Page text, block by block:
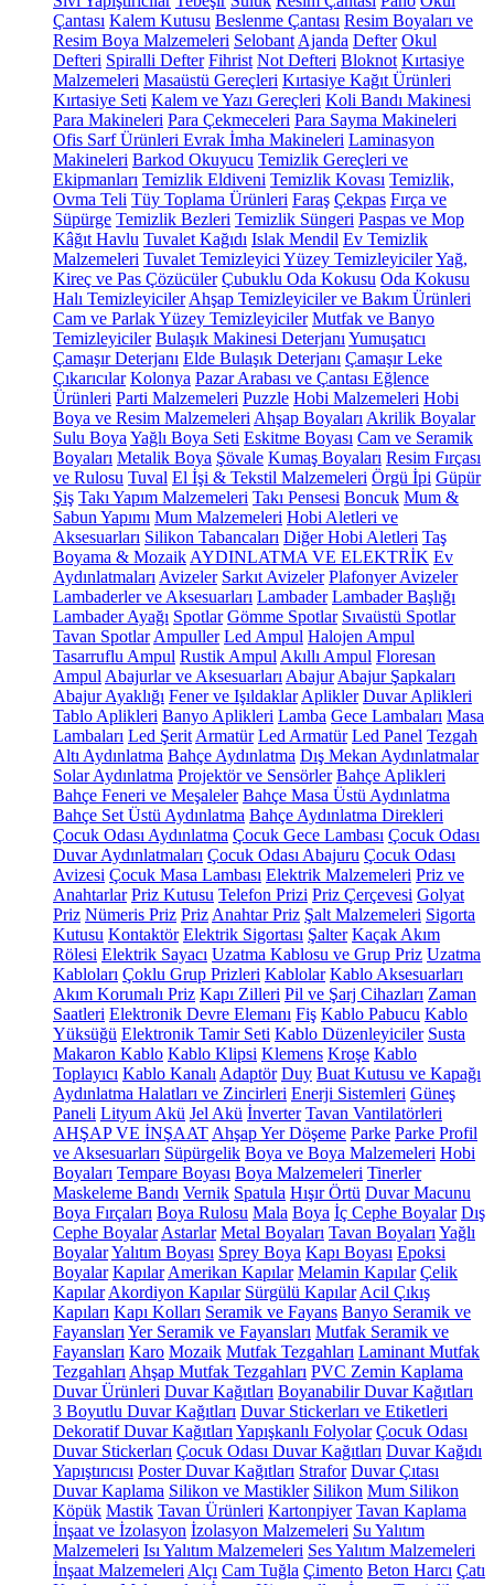
Çantası Kalem Kutusu Beslenme Çantası Resim Boyaları ve
Resim Boya Malzemeleri Selobant Ajanda Defter Okul
Defteri Spiralli Defter Fihrist Not Defteri Bloknot Kırtasiye
Malzemeleri Masaüstü Gereçleri Kırtasiye Kağıt Ürünleri
Kırtasiye Seti Kalem ve Yazı Gereçleri Koli Bandı Makinesi
Para Makineleri Para Çekmeceleri Para Sayma Makineleri
Ofis Sarf Ürünleri Evrak İmha Makineleri Laminasyon
Makineleri Barkod Okuyucu Temizlik Gereçleri ve
Ekipmanları Temizlik Eldiveni Temizlik Kovası Temizlik,
Ovma Teli Tüy Toplama Ürünleri Faraş Çekpas Fırça ve
Süpürge Temizlik Bezleri Temizlik Süngeri Paspas ve Mop
Kâğıt Havlu Tuvalet Kağıdı Islak Mendil Ev Temizlik
Malzemeleri Tuvalet Temizleyici Yüzey TemizleyicilerYağ,
Kireç ve Pas Çözücüler Çubuklu Oda Kokusu Oda Kokusu
Halı Temizleyiciler Ahşap Temizleyiciler ve Bakım Ürünleri
Cam ve Parlak Yüzey Temizleyiciler Mutfak ve Banyo
Temizleyiciler Bulaşık Makinesi Deterjanı Yumuşatıcı
Çamaşır Deterjanı Elde Bulaşık Deterjanı Çamaşır Leke
Çıkarıcılar Kolonya Pazar Arabası ve Çantası Eğlence
Ürünleri Parti Malzemeleri Puzzle Hobi Malzemeleri Hobi
Boya ve Resim Malzemeleri Ahşap Boyaları Akrilik Boyalar
Sulu Boya Yağlı Boya Seti Eskitme Boyası Cam ve Seramik
Boyaları Metalik Boya Şövale Kumaş Boyaları Resim Fırçası
ve Rulosu Tuval El İşi & Tekstil Malzemeleri Örgü İpi Güpür
Şiş Takı Yapım Malzemeleri Takı Pensesi Boncuk Mum &
Sabun Yapımı Mum Malzemeleri Hobi Aletleri ve
Aksesuarları Silikon Tabancaları Diğer Hobi Aletleri Taş
Boyama & Mozaik AYDINLATMA VE ELEKTRİK Ev
Aydınlatmaları Avizeler Sarkıt Avizeler Plafonyer Avizeler
Lambaderler ve Aksesuarları Lambader Lambader Başlığı
Lambader Ayağı Spotlar Gömme Spotlar Sıvaüstü Spotlar
Tavan Spotlar Ampuller Led Ampul Halojen Ampul
Tasarruflu Ampul Rustik Ampul Akıllı Ampul Floresan
Ampul Abajurlar ve Aksesuarları Abajur Abajur Şapkaları
Abajur Ayaklığı Fener ve Işıldaklar Aplikler Duvar Aplikleri
Tablo Aplikleri Banyo Aplikleri Lamba Gece Lambaları Masa
Lambaları Led Şerit Armatür Led Armatür Led Panel Tezgah
Altı Aydınlatma Bahçe Aydınlatma Dış Mekan Aydınlatmalar
Solar Aydınlatma Projektör ve Sensörler Bahçe Aplikleri
Bahçe Feneri ve Meşaleler Bahçe Masa Üstü Aydınlatma
Bahçe Set Üstü Aydınlatma Bahçe Aydınlatma Direkleri
Çocuk Odası Aydınlatma Çocuk Gece Lambası Çocuk Odası
Duvar Aydınlatmaları Çocuk Odası Abajuru Çocuk Odası
Avizesi Çocuk Masa Lambası Elektrik Malzemeleri Priz ve
Anahtarlar Priz Kutusu Telefon Prizi Priz Çerçevesi Golyat
Priz Nümeris Priz Priz Anahtar Priz Şalt Malzemeleri Sigorta
Kutusu Kontaktör Elektrik Sigortası Şalter Kaçak Akım
Rölesi Elektrik Sayacı Uzatma Kablosu ve Grup Priz Uzatma
Kabloları Çoklu Grup Prizleri Kablolar Kablo Aksesuarları
Akım Korumalı Priz Kapı Zilleri Pil ve Şarj Cihazları Zaman
Saatleri Elektronik Devre Elemanı Fiş Kablo Pabucu Kablo
Yüksüğü Elektronik Tamir Seti Kablo Düzenleyiciler Susta
Makaron Kablo Kablo Klipsi Klemens Kroşe Kablo
Toplayıcı Kablo Kanalı Adaptör Duy Buat Kutusu ve Kapağı
Aydınlatma Halatları ve Zincirleri Enerji Sistemleri Güneş
Paneli Lityum Akü Jel Akü İnverter Tavan Vantilatörleri
AHŞAP VE İNŞAAT Ahşap Yer Döşeme Parke Parke Profil
ve Aksesuarları Süpürgelik Boya ve Boya Malzemeleri Hobi
Boyaları Tempare Boyası Boya Malzemeleri Tinerler
Maskeleme Bandı Vernik Spatula Hışır Örtü Duvar Macunu
Boya Fırçaları Boya Rulosu Mala Boya İç Cephe Boyalar Dış
Cephe Boyalar Astarlar Metal Boyaları Tavan Boyaları Yağlı
BoyalarYalıtım Boyası Sprey Boya Kapı Boyası Epoksi
Boyalar Kapılar Amerikan Kapılar Melamin Kapılar Çelik
Kapılar Akordiyon Kapılar Sürgülü Kapılar Acil Çıkış
Kapıları Kapı Kolları Seramik ve Fayans Banyo Seramik ve
Fayansları Yer Seramik ve Fayansları Mutfak Seramik ve
Fayansları Karo Mozaik Mutfak Tezgahları Laminant Mutfak
Tezgahları Ahşap Mutfak Tezgahları PVC Zemin Kaplama
Duvar Ürünleri Duvar Kağıtları Boyanabilir Duvar Kağıtları
3 Boyutlu Duvar Kağıtları Duvar Stickerları ve Etiketleri
Dekoratif Duvar Kağıtları Yapışkanlı Folyolar Çocuk Odası
Duvar Stickerları Çocuk Odası Duvar Kağıtları Duvar Kağıdı
Yapıştırıcısı Poster Duvar Kağıtları Strafor Duvar Çıtası
Duvar Kaplama Silikon ve Mastikler Silikon Mum Silikon
Köpük Mastik Tavan Ürünleri Kartonpiyer Tavan Kaplama
İnşaat ve İzolasyon İzolasyon Malzemeleri Su Yalıtım
Malzemeleri Isı Yalıtım Malzemeleri Ses Yalıtım Malzemeleri
İnşaat Malzemeleri Alçı Cam Tuğla Çimento Beton Harcı Çatı